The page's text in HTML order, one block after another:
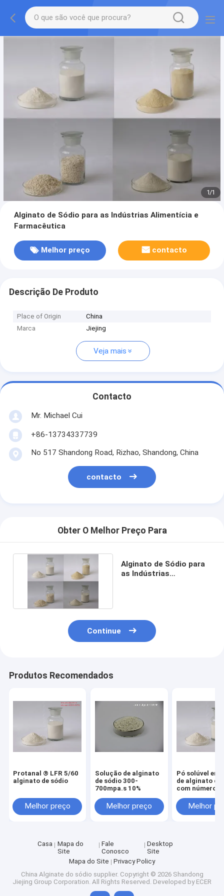
1/1
Alginato de Sódio para as Indústrias Alimentícia e
Farmacêutica
Melhor preço contacto
Descrição De Produto
Place of Origin
China
Marca
Jiejing
Veja mais
Contacto
Mr. Michael Cui
+86-13734337739
No 517 Shandong Road, Rizhao, Shandong, China
contacto
Obter O Melhor Preço Para
Alginato de Sódio para
as Indústrias
Continue
Produtos Recomendados
Protanal ® LFR 5/60
alginato de sódio
Melhor preço
Solução de alginato
de sódio 300-
700mpa.s 10%
Melhor preço
Pó solúvel em
de alginato de
com número
Melhor
Casa
Mapa do
Site
Fale
Conosco
Desktop
Site
Mapa do Site
Privacy Policy
China Alginate do sódio supplier. Copyright © 2026 Shandong
Jiejing Group Corporation. All Rights Reserved. Developed by ECER